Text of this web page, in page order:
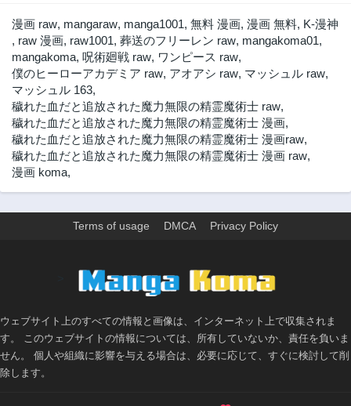
第6話
3年前
第5話
3年前
第4話
3年前
第3話
第2話
3年前
第1話
3年前
漫画 raw, mangaraw, manga1001, 無料 漫画, 漫画 無料, K-漫神
, raw 漫画, raw1001, 葬送のフリーレン raw, mangakoma01,
mangakoma, 呪術廻戦 raw, ワンピース raw,
僕のヒーローアカデミア raw, アオアシ raw, マッシュル raw,
マッシュル 163,
穢れた血だと追放された魔力無限の精霊魔術士 raw,
穢れた血だと追放された魔力無限の精霊魔術士 漫画,
穢れた血だと追放された魔力無限の精霊魔術士 漫画raw,
穢れた血だと追放された魔力無限の精霊魔術士 漫画 raw,
漫画 koma,
Terms of usage DMCA Privacy Policy
ウェブサイト上のすべての情報と画像は、インターネット上で収集されま
す。 このウェブサイトの情報については、所有していないか、責任を負いま
せん。 個人や組織に影響を与える場合は、必要に応じて、すぐに検討して削
除します。